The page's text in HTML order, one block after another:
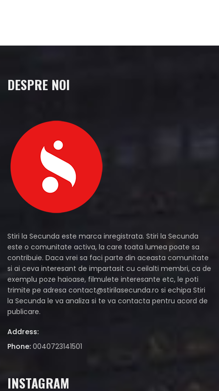
DESPRE NOI
Stiri la Secunda este marca inregistrata. Stiri la Secunda
este o comunitate activa, la care toata lumea poate sa
contribuie. Daca vrei sa faci parte din aceasta comunitate
si ai ceva interesant de impartasit cu ceilalti membri, ca de
exemplu poze haioase, filmulete interesante etc, le poti
trimite pe adresa contact@stirilasecunda.ro si echipa Stiri
la Secunda le va analiza si te va contacta pentru acord de
publicare.
Address:
Phone: 0040723141501
INSTAGRAM